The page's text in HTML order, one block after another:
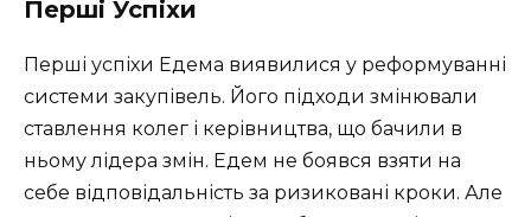
Перші Успіхи
Перші успіхи Едема виявилися у реформуванні
системи закупівель. Його підходи змінювали
ставлення колег і керівництва, що бачили в
ньому лідера змін. Едем не боявся взяти на
себе відповідальність за ризиковані кроки. Але